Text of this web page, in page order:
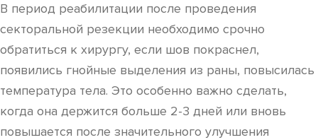
В период реабилитации после проведения
секторальной резекции необходимо срочно
обратиться к хирургу, если шов покраснел,
появились гнойные выделения из раны, повысилась
температура тела. Это особенно важно сделать,
когда она держится больше 2-3 дней или вновь
повышается после значительного улучшения